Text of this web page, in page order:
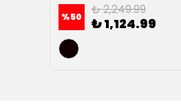
%50 ₺ 2,249.99
₺ 1,124.99